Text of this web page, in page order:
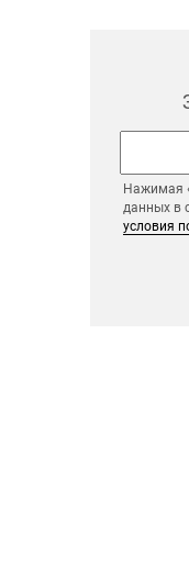
Нажимая
данных в
условия